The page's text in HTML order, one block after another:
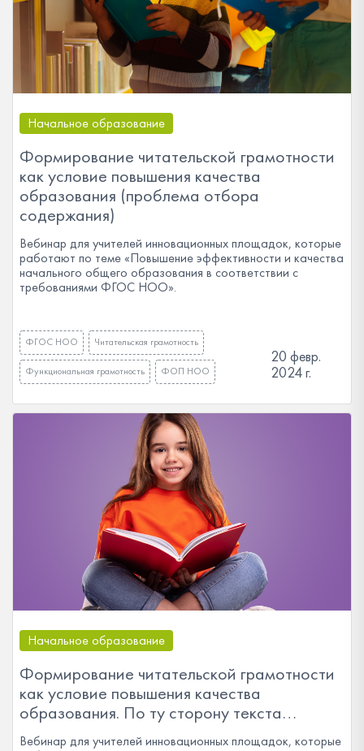
Начальное образование
Формирование читательской грамотности
как условие повышения качества
образования (проблема отбора
содержания)
Вебинар для учителей инновационных площадок, которые
работают по теме «Повышение эффективности и качества
начального общего образования в соответствии с
требованиями ФГОС НОО».
ФГОС НОО Читательская грамотность
Функциональная грамотность ФОП НОО
20 февр.
2024 г.
Начальное образование
Формирование читательской грамотности
как условие повышения качества
образования. По ту сторону текста…
Вебинар для учителей инновационных площадок, которые